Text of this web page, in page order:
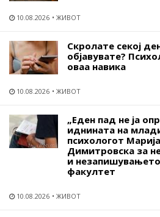
10.08.2026 ЖИВОТ
Скролате секој
објавувате?
оваа навика
10.08.2026 ЖИВОТ
„Еден пад не ја
иднината на
психологот
Димитровска за
и
факултет
10.08.2026 ЖИВОТ